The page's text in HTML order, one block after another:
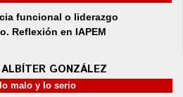
funcional o liderazgo
Reflexión en IAPEM
GONZÁLEZ
malo y lo serio